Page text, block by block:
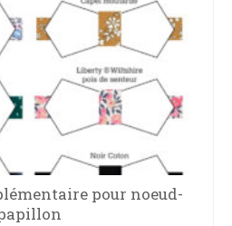
pour noeud-